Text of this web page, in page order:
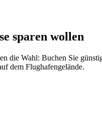
sparen wollen
die Wahl: Buchen Sie
dem Flughafengelände.